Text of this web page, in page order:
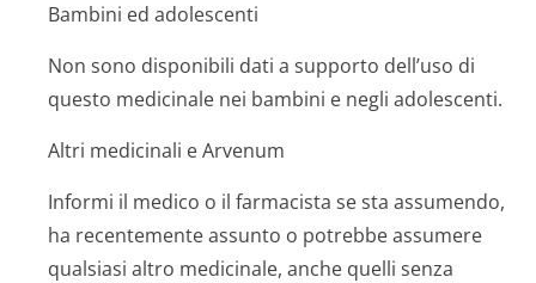
Bambini ed adolescenti
Non sono disponibili dati a supporto dell’uso di
questo medicinale nei bambini e negli adolescenti.
Altri medicinali e Arvenum
Informi il medico o il farmacista se sta assumendo,
ha recentemente assunto o potrebbe assumere
qualsiasi altro medicinale, anche quelli senza